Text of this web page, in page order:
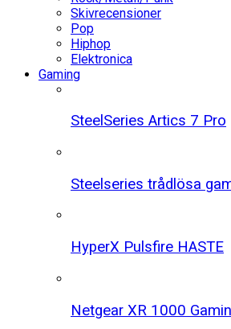
Skivrecensioner
Pop
Hiphop
Elektronica
Gaming
SteelSeries Artics 7 Pro
Steelseries trådlösa
HyperX Pulsfire HASTE
Netgear XR 1000